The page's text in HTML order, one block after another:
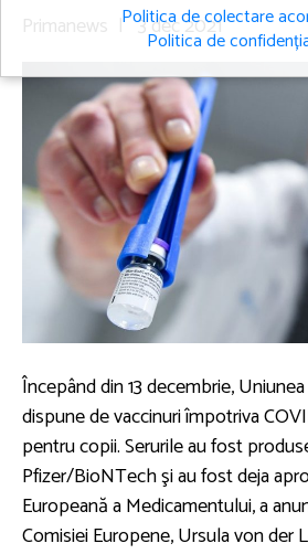
Primanews | 3 dec 2021
Începând din 13 decembrie,
dispune de vaccinuri împotriva
pentru copii. Serurile au fost
Pfizer/BioNTech şi au fost deja
Europeană a Medicamentului, a
Comisiei Europene, Ursula von der
Politica de colectare
Politica de